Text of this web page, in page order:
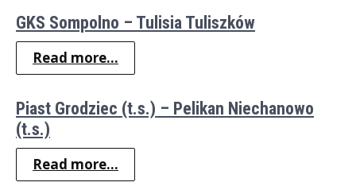
GKS Sompolno – Tulisia Tuliszków
Read more...
Piast Grodziec (t.s.) – Pelikan Niechanowo
(t.s.)
Read more...